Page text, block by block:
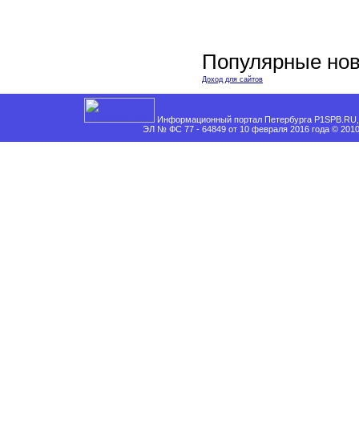
Популярные
Доход для сайтов
Информационный портал Петербурга
ЭЛ № ФС 77 - 64849 от 10 февраля 2016 года ©